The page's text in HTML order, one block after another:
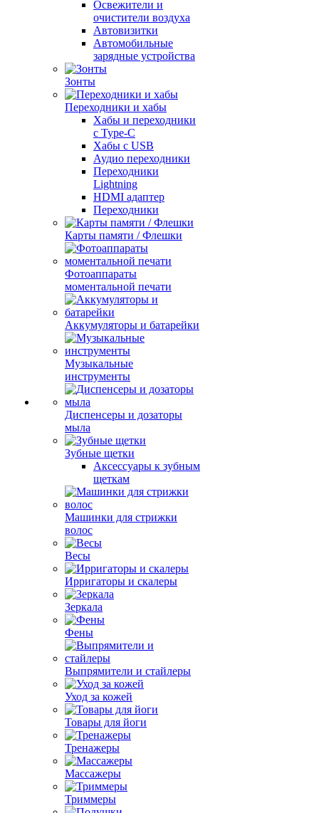
Освежители и
очистители воздуха
Автовизитки
Автомобильные
зарядные устройства
Зонты
Переходники и хабы
Хабы и переходники
с Type-C
Хабы с USB
Аудио переходники
Переходники
Lightning
HDMI адаптер
Переходники
Карты памяти / Флешки
Фотоаппараты
моментальной печати
Аккумуляторы и батарейки
Музыкальные
инструменты
Диспенсеры и дозаторы
мыла
Зубные щетки
Аксессуары к зубным
щеткам
Машинки для стрижки
волос
Весы
Ирригаторы и скалеры
Зеркала
Фены
Выпрямители и стайлеры
Уход за кожей
Товары для йоги
Тренажеры
Массажеры
Триммеры